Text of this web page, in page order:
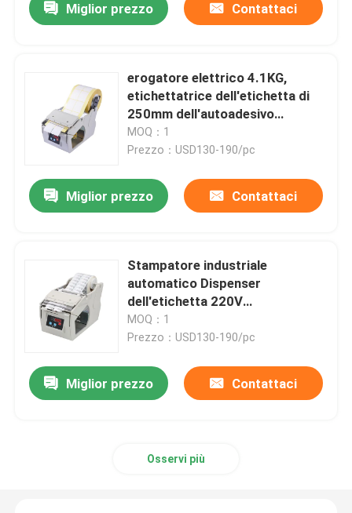
Miglior prezzo Contattaci
erogatore elettrico 4.1KG,
etichettatrice dell'etichetta di
250mm dell'autoadesivo
automatico 130mm/C
MOQ：1
Prezzo：USD130-190/pc
Miglior prezzo Contattaci
Stampatore industriale
automatico Dispenser
dell'etichetta 220V
dell'etichettatrice 130mm
MOQ：1
Prezzo：USD130-190/pc
Miglior prezzo Contattaci
Osservi più